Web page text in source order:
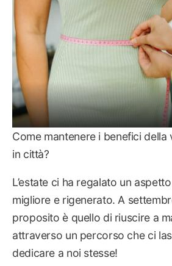
Come mantenere i benefici della
in città?
L’estate ci ha regalato un
migliore e rigenerato. A
proposito è quello di riuscire a
attraverso un percorso che ci
dedicare a noi stesse!